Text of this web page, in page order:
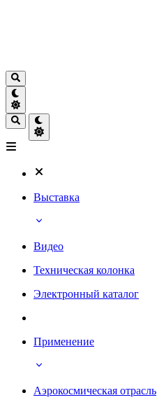
Выставка
Видео
Техническая колонка
Электронный каталог
Применение
Аэрокосмическая отрасль